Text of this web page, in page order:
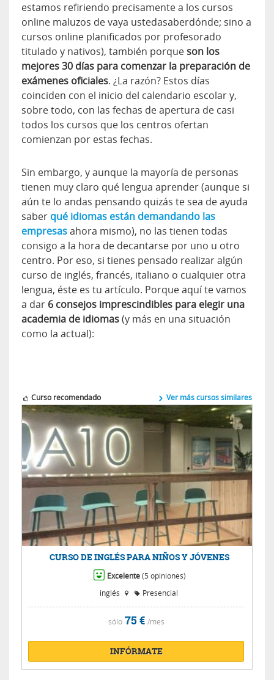
estamos refiriendo precisamente a los cursos
online maluzos de vaya ustedasaberdónde; sino a
cursos online planificados por profesorado
titulado y nativos), también porqueson los
mejores 30 días para comenzar la preparación de
exámenes oficiales. ¿La razón? Estos días
coinciden con el inicio del calendario escolar y,
sobre todo, con las fechas de apertura de casi
todos los cursos que los centros ofertan
comienzan por estas fechas.
Sin embargo, y aunque la mayoría de personas
tienen muy claro qué lengua aprender (aunque si
aún te lo andas pensando quizás te sea de ayuda
saber qué idiomas están demandando las
empresasahora mismo), no las tienen todas
consigo a la hora de decantarse por uno u otro
centro. Por eso, si tienes pensado realizar algún
curso de inglés, francés, italiano o cualquier otra
lengua, éste es tu artículo. Porque aquí te vamos
a dar 6 consejos imprescindibles para elegir una
academia de idiomas(y más en una situación
como la actual):
Curso recomendado Ver más cursos similares
CURSO DE INGLÉS PARA NIÑOS Y JÓVENES
Excelente(5 opiniones)
inglés
Presencial
sólo75 € /mes
INFÓRMATE